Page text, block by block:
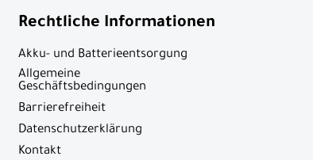
Rechtliche Informationen
Akku- und Batterieentsorgung
Allgemeine
Geschäftsbedingungen
Barrierefreiheit
Datenschutzerklärung
Kontakt